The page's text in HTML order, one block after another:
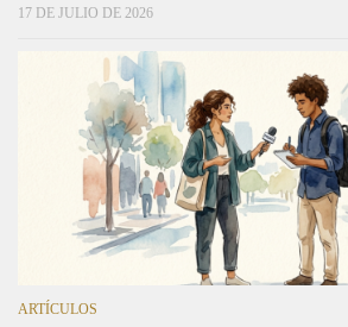
17 DE JULIO DE 2026
ARTÍCULOS